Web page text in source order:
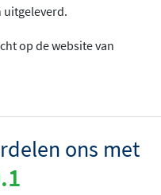
op de website van
ons met